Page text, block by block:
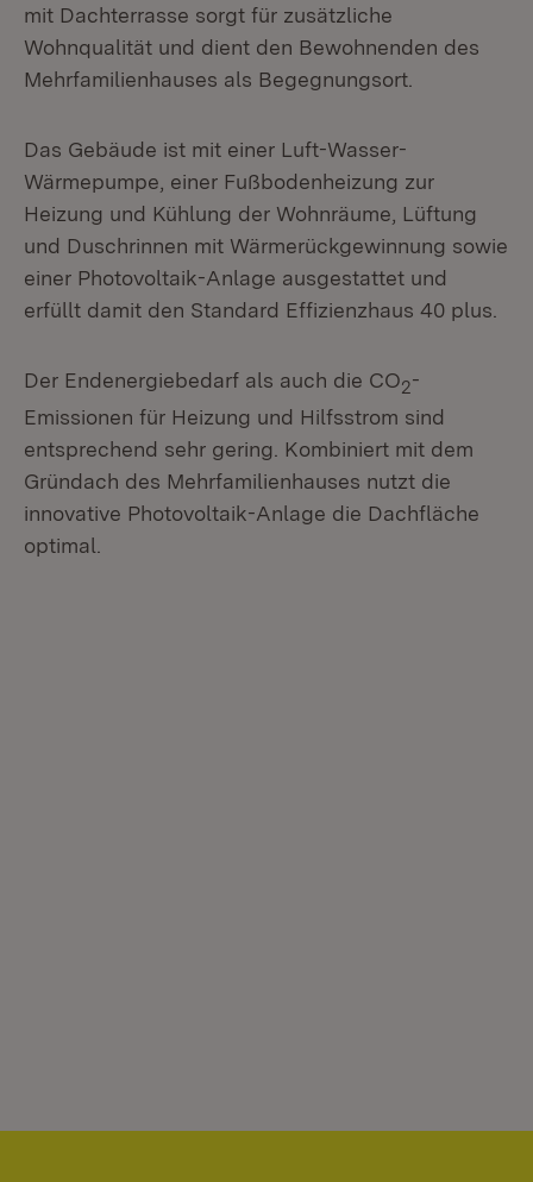
mit Dachterrasse sorgt für zusätzliche
Wohnqualität und dient den Bewohnenden des
Mehrfamilienhauses als Begegnungsort.
Das Gebäude ist mit einer Luft-Wasser-
Wärmepumpe, einer Fußbodenheizung zur
Heizung und Kühlung der Wohnräume, Lüftung
und Duschrinnen mit Wärmerückgewinnung sowie
einer Photovoltaik-Anlage ausgestattet und
erfüllt damit den Standard Effizienzhaus 40 plus.
Der Endenergiebedarf als auch die CO2-
Emissionen für Heizung und Hilfsstrom sind
entsprechend sehr gering. Kombiniert mit dem
Gründach des Mehrfamilienhauses nutzt die
innovative Photovoltaik-Anlage die Dachfläche
optimal.